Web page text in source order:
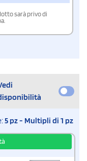
sarà privo di
5 pz - Multipli di 1 pz